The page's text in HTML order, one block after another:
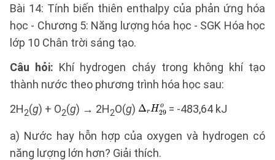
Bài 14: Tính biến thiên enthalpy của phản ứng hóa
học - Chương 5: Năng lượng hóa học - SGK Hóa học
lớp 10 Chân trời sáng tạo.
Câu hỏi: Khí hydrogen cháy trong không khí tạo
thành nước theo phương trình hóa học sau:
2H2(g) + O2(g) → 2H2O(g) = -483,64 kJ
a) Nước hay hỗn hợp của oxygen và hydrogen có
năng lượng lớn hơn? Giải thích.